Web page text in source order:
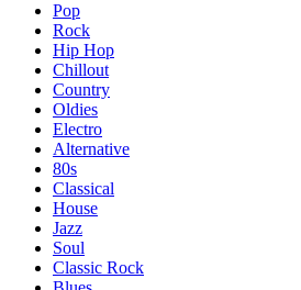
Pop
Rock
Hip Hop
Chillout
Country
Oldies
Electro
Alternative
80s
Classical
House
Jazz
Soul
Classic Rock